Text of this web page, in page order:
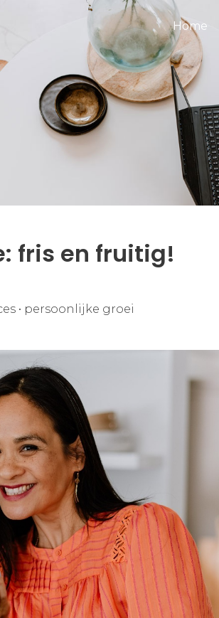
Home
fris en fruitig!
• persoonlijke groei